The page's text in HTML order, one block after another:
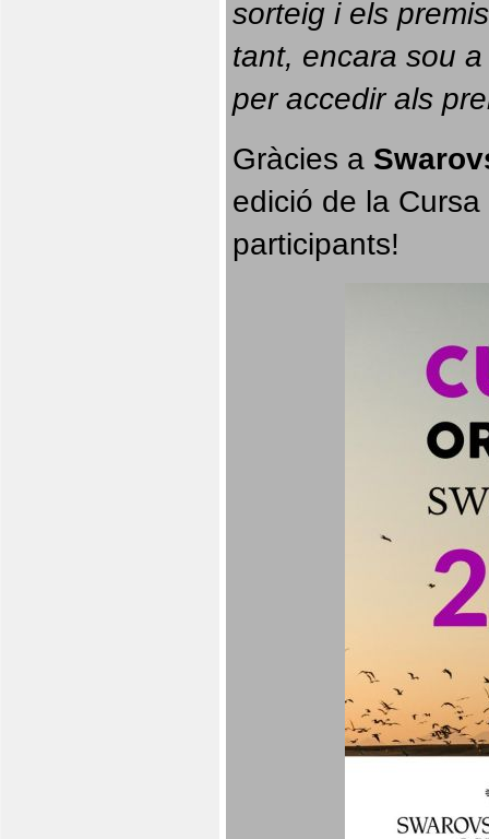
sorteig i els
tant, encara sou
per accedir als
Gràcies a
edició de la
participants!